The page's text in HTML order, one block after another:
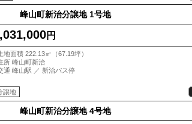
峰山町新治分譲地 1号地
円
地面積 222.13㎡（67.19坪）
所 峰山町新治
通 峰山駅 ／ 新治バス停
譲地
峰山町新治分譲地 4号地